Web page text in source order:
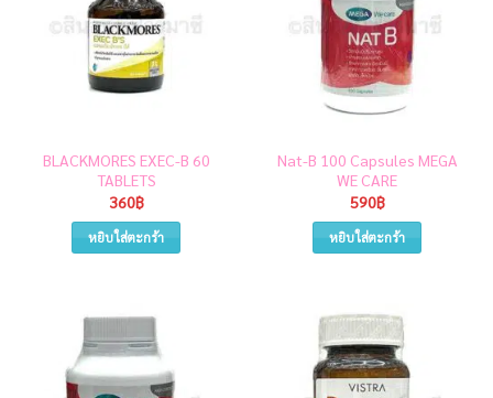
BLACKMORES EXEC-B 60
TABLETS
360฿
หยิบใส่ตะกร้า
Nat-B 100 Capsules MEGA
WE CARE
590฿
หยิบใส่ตะกร้า